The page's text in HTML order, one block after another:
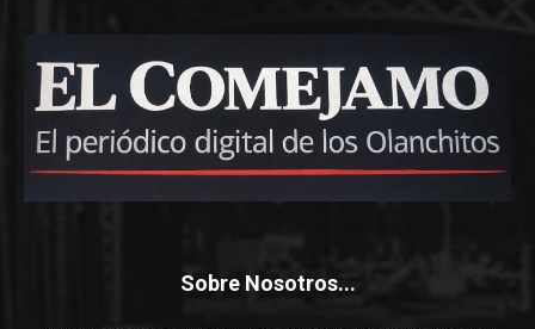
Sobre Nosotros...